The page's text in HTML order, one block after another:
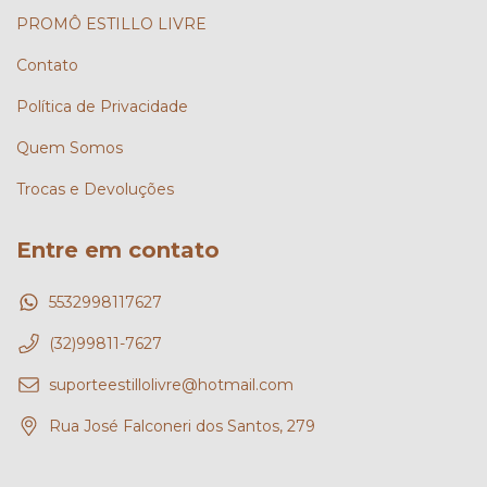
PROMÔ ESTILLO LIVRE
Contato
Política de Privacidade
Quem Somos
Trocas e Devoluções
Entre em contato
5532998117627
(32)99811-7627
suporteestillolivre@hotmail.com
Rua José Falconeri dos Santos, 279